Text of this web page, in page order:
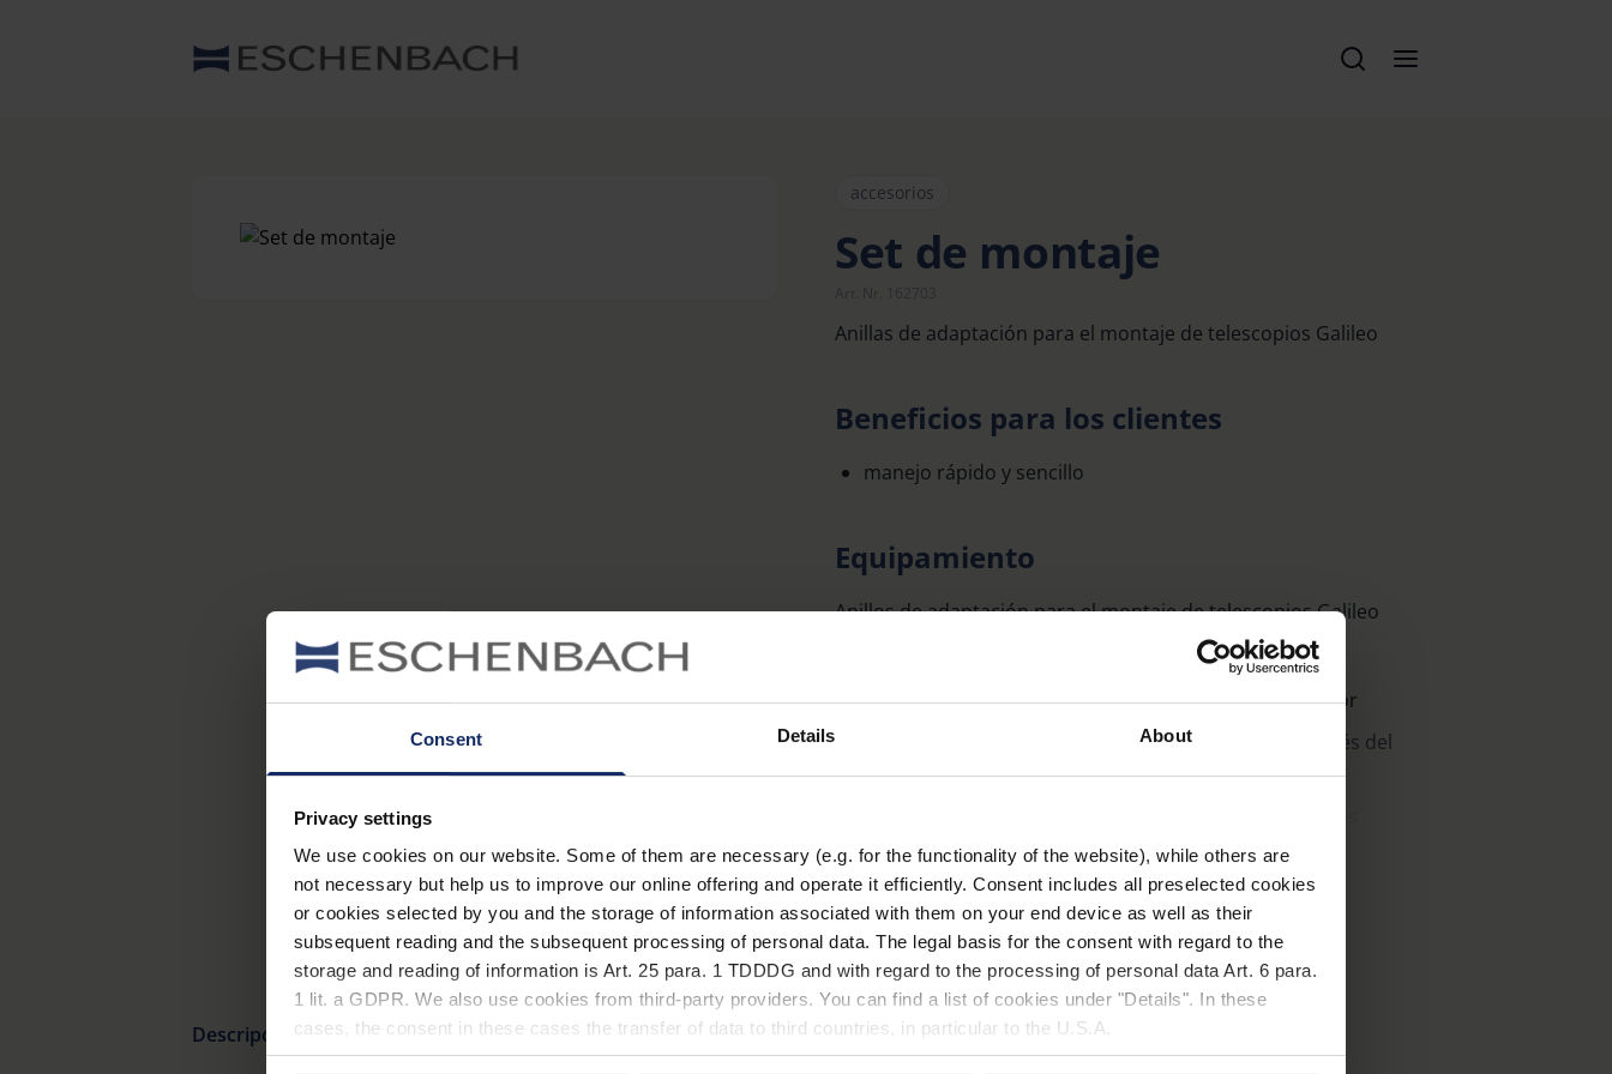
Consent Details About
Privacy settings
We use cookies on our website. Some of them are necessary (e.g. for the functionality of the website), while others are
not necessary but help us to improve our online offering and operate it efficiently. Consent includes all preselected cookies
or cookies selected by you and the storage of information associated with them on your end device as well as their
subsequent reading and the subsequent processing of personal data. The legal basis for the consent with regard to the
storage and reading of information is Art. 25 para. 1 TDDDG and with regard to the processing of personal data Art. 6 para.
1 lit. a GDPR. We also use cookies from third-party providers. You can find a list of cookies under "Details". In these
cases, the consent in these cases the transfer of data to third countries, in particular to the U.S.A.
accesorios
Set de montaje
Anillas de adaptación para el montaje de telescopios Galileo
Beneficios para los clientes
manejo rápido y sencillo
Equipamiento
Anillos de adaptación para el montaje de telescopios Galileo
encolado sencillo del adaptador en un cristal portador
refracción individual para la distancia deseada a través del
cristal soporte
nº de artículo 162703, contenido del paquete: 2 anillos
adaptadores incl. anillo adhesivo, 2 anillos adhesivos de
repuesto
Más información
Descripción general del producto